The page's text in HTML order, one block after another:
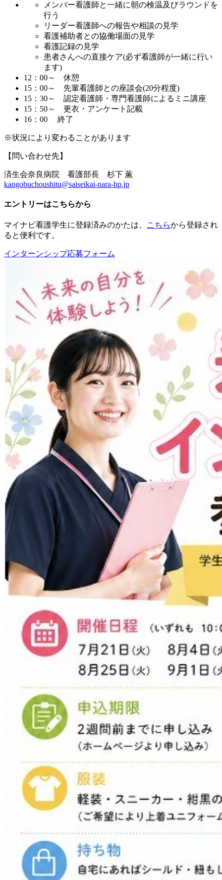
メンバー看護師と一緒に朝の検温及びラウンドを
行う
リーダー看護師への報告や相談の見学
看護補助者との協働場面の見学
看護記録の見学
患者さんへの直接ケア(必ず看護師が一緒に行い
ます)
12：00～ 休憩
15：00～ 先輩看護師との座談会(20分程度)
15：30～ 認定看護師・専門看護師によるミニ講座
15：50～ 更衣・アンケート記載
16：00 終了
※状況により変わることがあります
【問い合わせ先】
済生会奈良病院 看護部長 杉下 薫
kangobuchoushitu@saiseikai-nara-hp.jp
エントリーはこちらから
マイナビ看護学生に登録済みのかたは、 こちらから登録され
ると便利です。
インターンシップ応募フォーム